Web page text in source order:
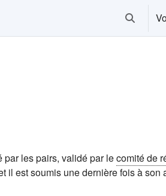
Activer/
par les pairs, validé par lecomité de
il est soumis une dernière fois à